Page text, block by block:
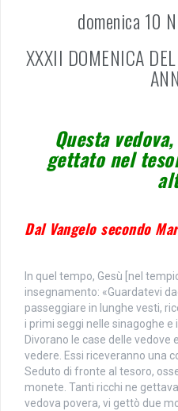
domenica 10
XXXII DOMENICA
Questa
gettato nel
Dal Vangelo secondo
In quel tempo, Gesù [nel
insegnamento: «Guardatevi
passeggiare in lunghe vesti,
i primi seggi nelle sinagoghe e
Divorano le case delle vedove
vedere. Essi riceveranno una
Seduto di fronte al tesoro,
monete. Tanti ricchi ne
vedova povera, vi gettò due